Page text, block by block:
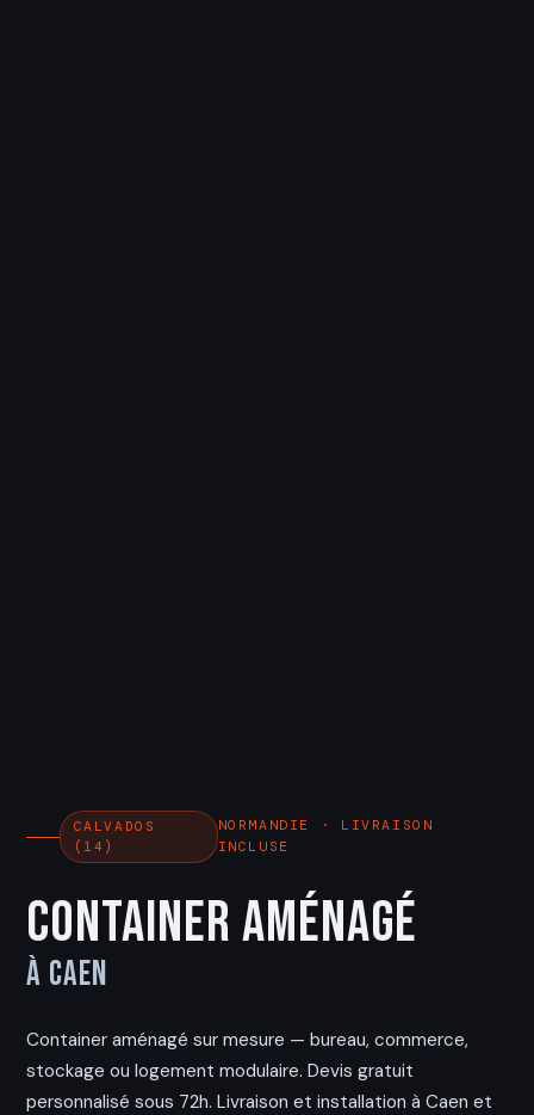
CALVADOS
(14)
NORMANDIE · LIVRAISON
INCLUSE
Container Aménagé
à Caen
Container aménagé sur mesure — bureau, commerce,
stockage ou logement modulaire. Devis gratuit
personnalisé sous 72h. Livraison et installation à Caen et